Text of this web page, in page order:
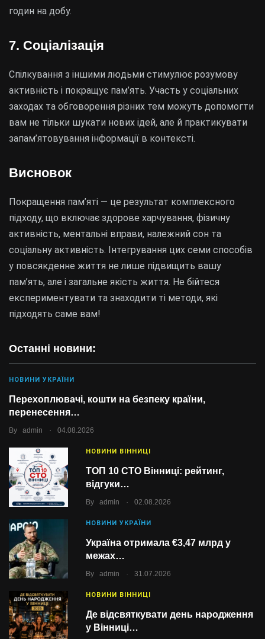
Останні новини:
НОВИНИ УКРАЇНИ
Перехоплювачі, кошти на безпеку країни,
перенесення…
By admin . 04.08.2026
НОВИНИ ВІННИЦІ
ТОП 10 СТО Вінниці: рейтинг,
відгуки…
By admin . 02.08.2026
НОВИНИ УКРАЇНИ
Україна отримала €3,47 млрд у
межах…
By admin . 31.07.2026
НОВИНИ ВІННИЦІ
Де відсвяткувати день народження
у Вінниці…
годин на добу.
7. Соціалізація
Спілкування з іншими людьми стимулює розумову
активність і покращує пам’ять. Участь у соціальних
заходах та обговорення різних тем можуть допомогти
вам не тільки шукати нових ідей, але й практикувати
запам’ятовування інформації в контексті.
Висновок
Покращення пам’яті — це результат комплексного
підходу, що включає здорове харчування, фізичну
активність, ментальні вправи, належний сон та
соціальну активність. Інтегрування цих семи способів
у повсякденне життя не лише підвищить вашу
пам’ять, але і загальне якість життя. Не бійтеся
експериментувати та знаходити ті методи, які
підходять саме вам!